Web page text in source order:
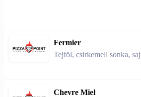
Fermier
Tejföl, csirkemell sonka,
Chevre Miel